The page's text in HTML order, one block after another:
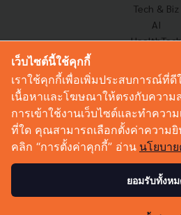
Tech & Biz
AI
HealthTech
Corp Innov
Saucy
Videos
Podcast
เว็บไซต์นี้ใช้คุกกี้
เราใช้คุกกี้เพื่อเพิ่มประสบการณ์ที่ดี
เนื้อหาและโฆษณาให้ตรงกับความ
การเข้าใช้งานเว็บไซต์และทำควา
ที่ใด คุณสามารถเลือกตั้งค่าความ
คลิก “การตั้งค่าคุกกี้” อ่าน นโยบา
ยอมรับทั้งห